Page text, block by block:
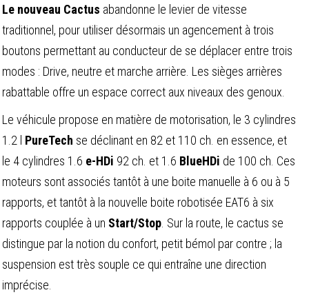
Le nouveau Cactus abandonne le levier de vitesse
traditionnel, pour utiliser désormais un agencement à trois
boutons permettant au conducteur de se déplacer entre trois
modes : Drive, neutre et marche arrière. Les sièges arrières
rabattable offre un espace correct aux niveaux des genoux.
Le véhicule propose en matière de motorisation, le 3 cylindres
1.2 l PureTech se déclinant en 82 et 110 ch. en essence, et
le 4 cylindres 1.6 e-HDi 92 ch. et 1.6 BlueHDi de 100 ch. Ces
moteurs sont associés tantôt à une boite manuelle à 6 ou à 5
rapports, et tantôt à la nouvelle boite robotisée EAT6 à six
rapports couplée à un Start/Stop . Sur la route, le cactus se
distingue par la notion du confort, petit bémol par contre ; la
suspension est très souple ce qui entraîne une direction
imprécise.